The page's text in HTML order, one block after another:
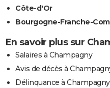
Côte-d'Or
Bourgogne-Franche-
En savoir plus sur
Salaires à Champagny
Avis de décès à
Délinquance à Champagny